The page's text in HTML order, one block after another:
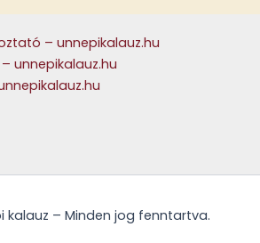
– unnepikalauz.hu
unnepikalauz.hu
kalauz – Minden jog fenntartva.